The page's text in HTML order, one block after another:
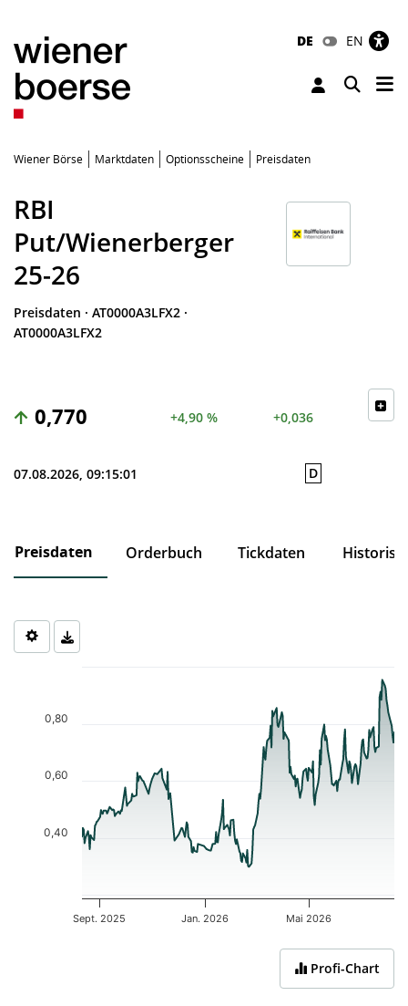
DE EN
Toggle
Wiener Börse Marktdaten Optionsscheine Preisdaten
RBI
Put/Wienerberger
25-26
Preisdaten · AT0000A3LFX2 ·
AT0000A3LFX2
0,770 +4,90 % +0,036
07.08.2026, 09:15:01 D
Preisdaten Orderbuch Tickdaten
Chart
The chart has 1 X axis displaying Time. Data ranges from 2025-
The chart has 1 Y axis displaying values. Data ranges from
Sept. 2025 Jan. 2026 Mai 2026
0,40
0,60
0,80
Profi-Chart